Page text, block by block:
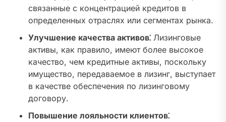
связанные с концентрацией кредитов в
определенных отраслях или сегментах рынка.
Улучшение качества активов⁚ Лизинговые
активы, как правило, имеют более высокое
качество, чем кредитные активы, поскольку
имущество, передаваемое в лизинг, выступает
в качестве обеспечения по лизинговому
договору.
Повышение лояльности клиентов⁚